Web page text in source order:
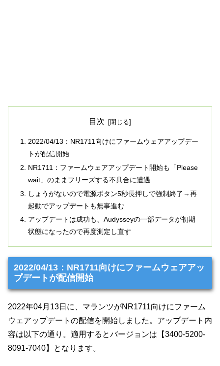
目次
2022/04/13：NR1711向けにファームウェアアップデー
トが配信開始
NR1711：ファームウェアアップデート開始も「Please
wait」のままフリーズする不具合に遭遇
しょうがないので電源ボタン5秒長押しで強制終了→再
起動でアップデートも無事進む
アップデートは成功も、Audysseyの一部データが初期
状態になったので再度測定し直す
2022/04/13：NR1711向けにファームウェアアッ
プデートが配信開始
2022年04月13日に、マランツがNR1711向けにファーム
ウェアップデートの配信を開始しました。アップデート内
容は以下の通り。適用するとバージョンは【3400-5200-
8091-7040】となります。